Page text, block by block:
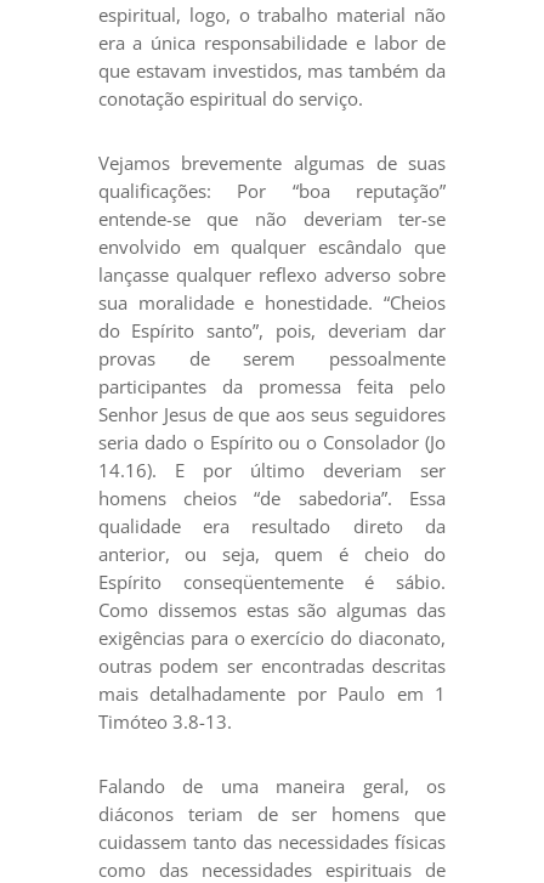
espiritual, logo, o trabalho material não
era a única responsabilidade e labor de
que estavam investidos, mas também da
conotação espiritual do serviço.
Vejamos brevemente algumas de suas
qualificações: Por “boa reputação”
entende-se que não deveriam ter-se
envolvido em qualquer escândalo que
lançasse qualquer reflexo adverso sobre
sua moralidade e honestidade. “Cheios
do Espírito santo”, pois, deveriam dar
provas de serem pessoalmente
participantes da promessa feita pelo
Senhor Jesus de que aos seus seguidores
seria dado o Espírito ou o Consolador (Jo
14.16). E por último deveriam ser
homens cheios “de sabedoria”. Essa
qualidade era resultado direto da
anterior, ou seja, quem é cheio do
Espírito conseqüentemente é sábio.
Como dissemos estas são algumas das
exigências para o exercício do diaconato,
outras podem ser encontradas descritas
mais detalhadamente por Paulo em 1
Timóteo 3.8-13.
Falando de uma maneira geral, os
diáconos teriam de ser homens que
cuidassem tanto das necessidades físicas
como das necessidades espirituais de